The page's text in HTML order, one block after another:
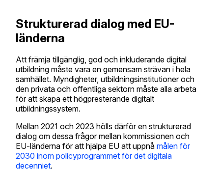
Strukturerad dialog med EU-
länderna
Att främja tillgänglig, god och inkluderande digital
utbildning måste vara en gemensam strävan i hela
samhället. Myndigheter, utbildningsinstitutioner och
den privata och offentliga sektorn måste alla arbeta
för att skapa ett högpresterande digitalt
utbildningssystem.
Mellan 2021 och 2023 hölls därför en strukturerad
dialog om dessa frågor mellan kommissionen och
EU-länderna för att hjälpa EU att uppnå målen för
2030 inom policyprogrammet för det digitala
decenniet.